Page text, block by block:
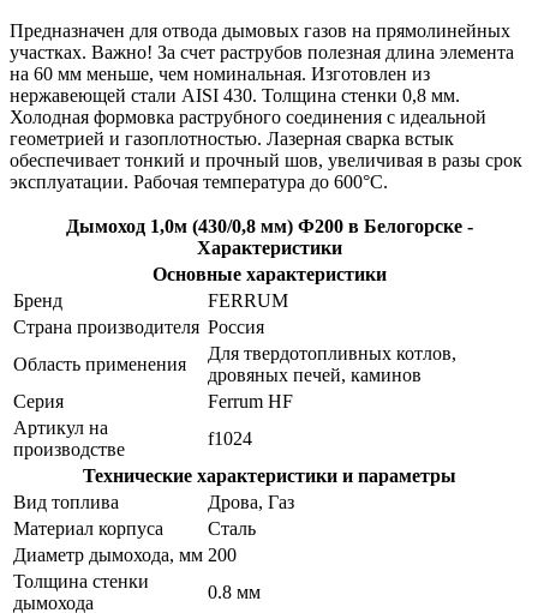
Предназначен для отвода дымовых газов на прямолинейных
участках. Важно! За счет раструбов полезная длина элемента
на 60 мм меньше, чем номинальная. Изготовлен из
нержавеющей стали AISI 430. Толщина стенки 0,8 мм.
Холодная формовка раструбного соединения с идеальной
геометрией и газоплотностью. Лазерная сварка встык
обеспечивает тонкий и прочный шов, увеличивая в разы срок
эксплуатации. Рабочая температура до 600°С.
Дымоход 1,0м (430/0,8 мм) Ф200 в Белогорске -
Характеристики
Основные характеристики
Бренд
FERRUM
Страна производителя Россия
Область применения
Для твердотопливных котлов,
дровяных печей, каминов
Серия
Ferrum HF
Артикул на
производстве
f1024
Технические характеристики и параметры
Вид топлива
Дрова, Газ
Материал корпуса
Сталь
Диаметр дымохода, мм 200
Толщина стенки
дымохода
0.8 мм